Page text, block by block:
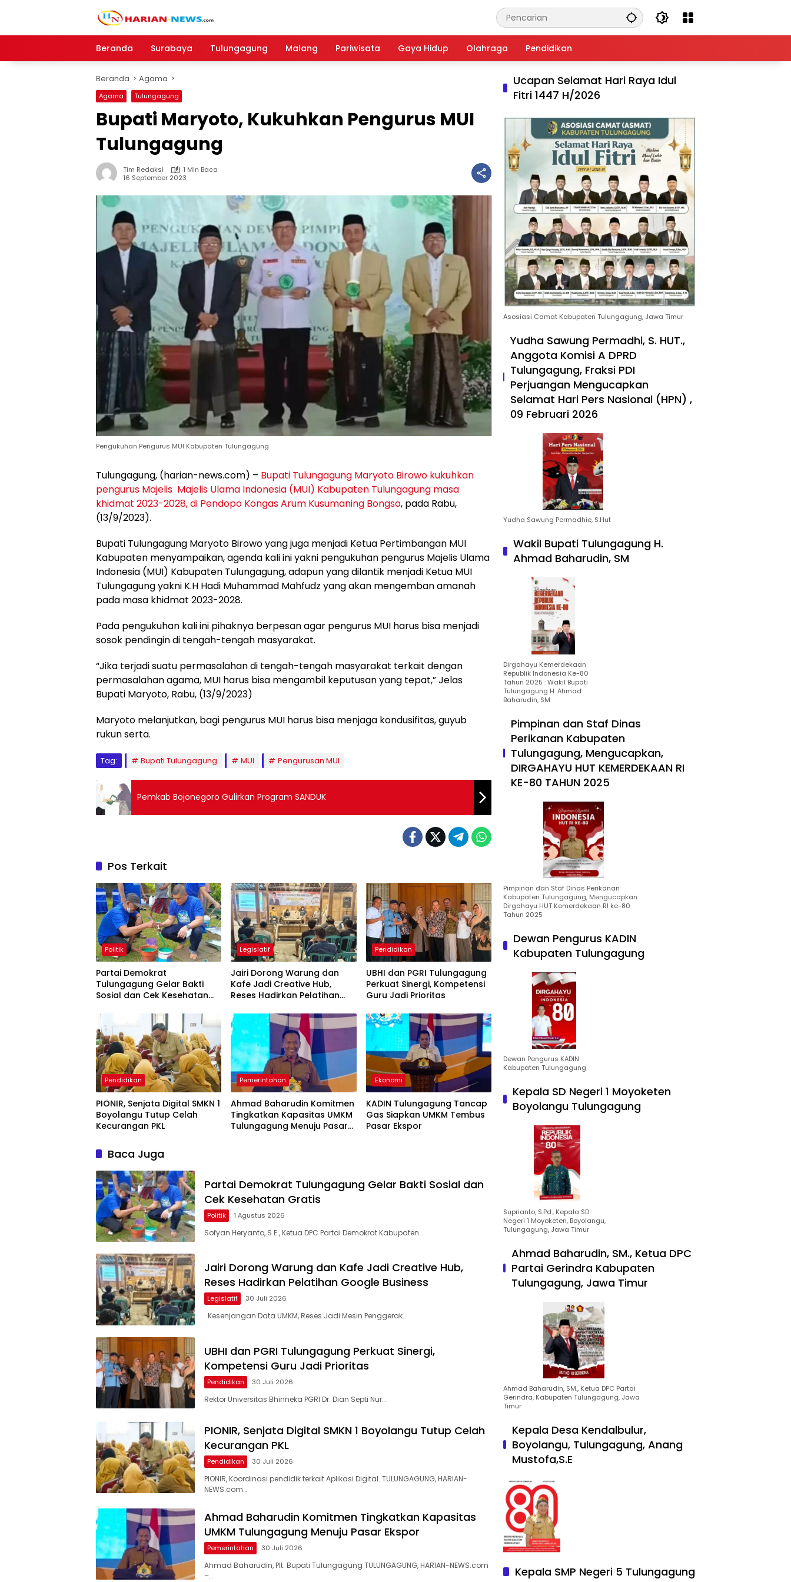
Beranda
Surabaya Tulungagung Malang Pariwisata Gaya Hidup Olahraga Pendidikan
Beranda Agama
Agama Tulungagung
Bupati Maryoto, Kukuhkan Pengurus MUI
Tulungagung
Tim Redaksi
1 Min Baca
16 September 2023
Pengukuhan Pengurus MUI Kabupaten Tulungagung
Tulungagung, (harian-news.com) – Bupati Tulungagung Maryoto Birowo kukuhkan
pengurus Majelis Majelis Ulama Indonesia (MUI) Kabupaten Tulungagung masa
khidmat 2023-2028, di Pendopo Kongas Arum Kusumaning Bongso, pada Rabu,
(13/9/2023).
Bupati Tulungagung Maryoto Birowo yang juga menjadi Ketua Pertimbangan MUI
Kabupaten menyampaikan, agenda kali ini yakni pengukuhan pengurus Majelis Ulama
Indonesia (MUI) Kabupaten Tulungagung, adapun yang dilantik menjadi Ketua MUI
Tulungagung yakni K.H Hadi Muhammad Mahfudz yang akan mengemban amanah
pada masa khidmat 2023-2028.
Pada pengukuhan kali ini pihaknya berpesan agar pengurus MUI harus bisa menjadi
sosok pendingin di tengah-tengah masyarakat.
“Jika terjadi suatu permasalahan di tengah-tengah masyarakat terkait dengan
permasalahan agama, MUI harus bisa mengambil keputusan yang tepat,” Jelas
Bupati Maryoto, Rabu, (13/9/2023)
Maryoto melanjutkan, bagi pengurus MUI harus bisa menjaga kondusifitas, guyub
rukun serta.
Tag: Bupati Tulungagung MUI Pengurusan MUI
Pemkab Bojonegoro Gulirkan Program SANDUK
Pos Terkait
Politik
Partai Demokrat
Tulungagung Gelar Bakti
Sosial dan Cek Kesehatan
Legislatif
Jairi Dorong Warung dan
Kafe Jadi Creative Hub,
Reses Hadirkan Pelatihan
Pendidikan
UBHI dan PGRI Tulungagung
Perkuat Sinergi, Kompetensi
Guru Jadi Prioritas
Pendidikan
PIONIR, Senjata Digital SMKN 1
Boyolangu Tutup Celah
Kecurangan PKL
Pemerintahan
Ahmad Baharudin Komitmen
Tingkatkan Kapasitas UMKM
Tulungagung Menuju Pasar
Ekonomi
KADIN Tulungagung Tancap
Gas Siapkan UMKM Tembus
Pasar Ekspor
Baca Juga
Partai Demokrat Tulungagung Gelar Bakti Sosial dan
Cek Kesehatan Gratis
Politik 1 Agustus 2026
Sofyan Heryanto, S.E., Ketua DPC Partai Demokrat Kabupaten…
Jairi Dorong Warung dan Kafe Jadi Creative Hub,
Reses Hadirkan Pelatihan Google Business
Legislatif 30 Juli 2026
Kesenjangan Data UMKM, Reses Jadi Mesin Penggerak…
UBHI dan PGRI Tulungagung Perkuat Sinergi,
Kompetensi Guru Jadi Prioritas
Pendidikan 30 Juli 2026
Rektor Universitas Bhinneka PGRI Dr. Dian Septi Nur…
PIONIR, Senjata Digital SMKN 1 Boyolangu Tutup Celah
Kecurangan PKL
Pendidikan 30 Juli 2026
PIONIR, Koordinasi pendidik terkait Aplikasi Digital. TULUNGAGUNG, HARIAN-
NEWS.com…
Ahmad Baharudin Komitmen Tingkatkan Kapasitas
UMKM Tulungagung Menuju Pasar Ekspor
Pemerintahan 30 Juli 2026
Ahmad Baharudin, Plt. Bupati Tulungagung TULUNGAGUNG, HARIAN-NEWS.com
–…
Ucapan Selamat Hari Raya Idul
Fitri 1447 H/2026
Asosiasi Camat Kabupaten Tulungagung, Jawa Timur
Yudha Sawung Permadhi, S. HUT.,
Anggota Komisi A DPRD
Tulungagung, Fraksi PDI
Perjuangan Mengucapkan
Selamat Hari Pers Nasional (HPN) ,
09 Februari 2026
Yudha Sawung Permadhie, S.Hut
Wakil Bupati Tulungagung H.
Ahmad Baharudin, SM
Dirgahayu Kemerdekaan
Republik Indonesia Ke-80
Tahun 2025 : Wakil Bupati
Tulungagung H. Ahmad
Baharudin, SM
Pimpinan dan Staf Dinas
Perikanan Kabupaten
Tulungagung, Mengucapkan,
DIRGAHAYU HUT KEMERDEKAAN RI
KE-80 TAHUN 2025
Pimpinan dan Staf Dinas Perikanan
Kabupaten Tulungagung, Mengucapkan:
Dirgahayu HUT Kemerdekaan RI ke-80
Tahun 2025
Dewan Pengurus KADIN
Kabupaten Tulungagung
Dewan Pengurus KADIN
Kabupaten Tulungagung
Kepala SD Negeri 1 Moyoketen
Boyolangu Tulungagung
Suprianto, S.Pd., Kepala SD
Negeri 1 Moyoketen, Boyolangu,
Tulungagung, Jawa Timur
Ahmad Baharudin, SM., Ketua DPC
Partai Gerindra Kabupaten
Tulungagung, Jawa Timur
Ahmad Baharudin, SM., Ketua DPC Partai
Gerindra, Kabupaten Tulungagung, Jawa
Timur
Kepala Desa Kendalbulur,
Boyolangu, Tulungagung, Anang
Mustofa,S.E
Kepala SMP Negeri 5 Tulungagung